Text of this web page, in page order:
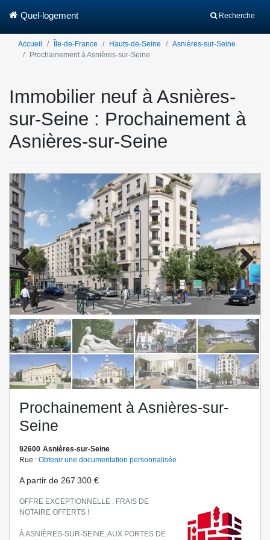
Recherche
Quel-logement
Accueil Île-de-France Hauts-de-Seine
Asnières-sur-Seine
Prochainement à Asnières-sur-Seine
Immobilier neuf à Asnières-
sur-Seine : Prochainement à
Asnières-sur-Seine
Previo
us
Next
Prochainement à Asnières-sur-
Seine
92600 Asnières-sur-Seine
Rue : Obtenir une documentation personnalisée
A partir de 267 300 €
OFFRE EXCEPTIONNELLE : FRAIS DE
NOTAIRE OFFERTS !
À ASNIÈRES-SUR-SEINE, AUX PORTES DE